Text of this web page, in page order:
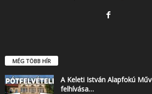
MÉG TÖBB HÍR
A Keleti István Alapfokú
felhívása…